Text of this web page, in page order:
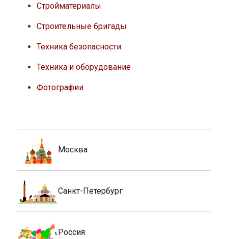
Стройматериалы
Строительные бригады
Техника безопасности
Техника и оборудование
Фотографии
Москва
Санкт-Петербург
Россия